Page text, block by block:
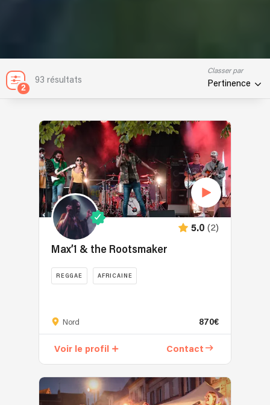
2
93 résultats
Classer par
Pertinence
5.0 (2)
Max’1 & the Rootsmaker
REGGAE AFRICAINE
Roots,
aux
musiques
de
Nord 870€
Voir le profil Contact